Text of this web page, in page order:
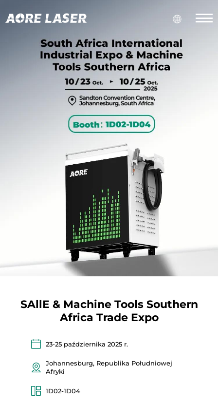
SAllE & Machine Tools Southern
Africa Trade Expo
23-25 ​​października 2025 r.
Johannesburg, Republika Południowej
Afryki
1D02-1D04